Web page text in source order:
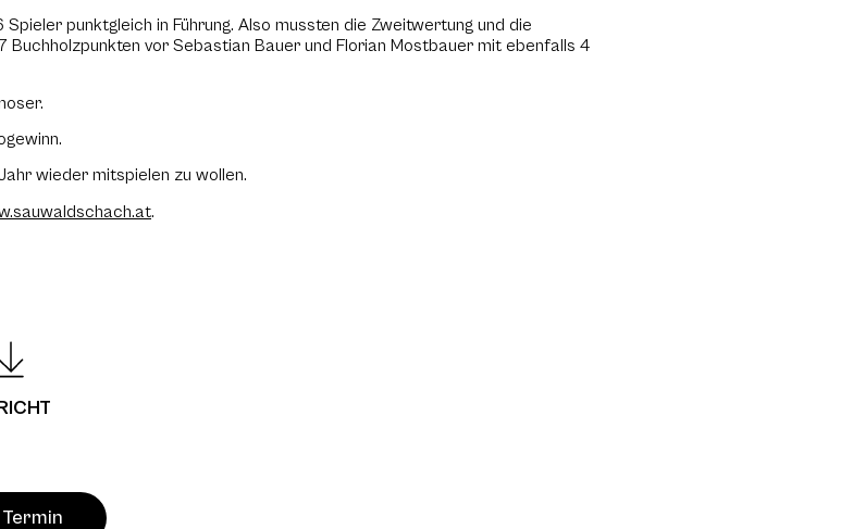
punktgleich in Führung. Also mussten die Zweitwertung und die
Buchholzpunkten vor Sebastian Bauer und Florian Mostbauer mit ebenfalls 4
wieder mitspielen zu wollen.
.